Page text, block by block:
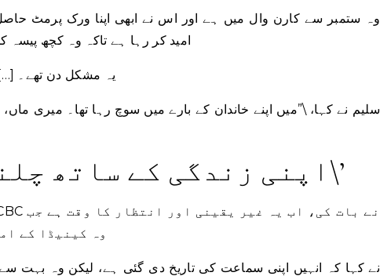
وہ ستمبر سے کارن وال میں ہے اور اس نے ابھی اپنا ورک پرمٹ
امید کر رہا ہے تاکہ وہ کچھ پیسہ
\”یہ مشکل دن تھے۔
سلیم نے کہا، \”میں اپنے خاندان کے بارے میں سوچ رہا تھا۔ میری
\’اپنی زندگی کے ساتھ چلنے کی امید ہے\’
وہ کینیڈا کے